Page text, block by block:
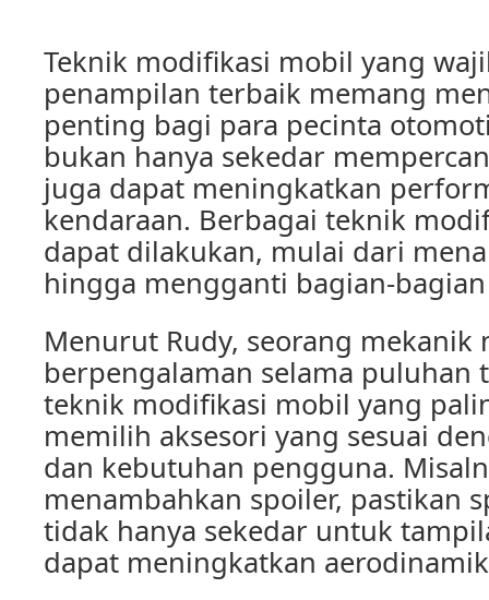
Teknik modifikasi mobil yang
penampilan terbaik memang
penting bagi para pecinta
bukan hanya sekedar
juga dapat meningkatkan
kendaraan. Berbagai teknik
dapat dilakukan, mulai dari
hingga mengganti bagian-
Menurut Rudy, seorang mekanik
berpengalaman selama puluhan
teknik modifikasi mobil yang
memilih aksesori yang sesuai
dan kebutuhan pengguna.
menambahkan spoiler, pastikan
tidak hanya sekedar untuk
dapat meningkatkan